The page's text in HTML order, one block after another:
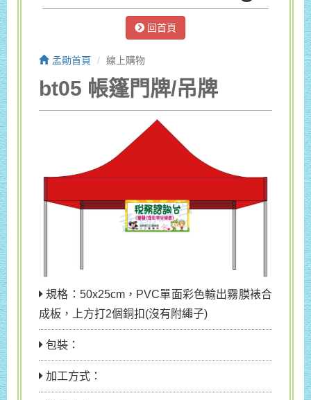
回首頁
孟勛首頁 線上購物
bt05 帳篷門牌/吊牌
規格：50x25cm，PVC單面彩色輸出霧膜裱合
成板，上方打2個銅扣(沒有附繩子)
包裝：
加工方式：